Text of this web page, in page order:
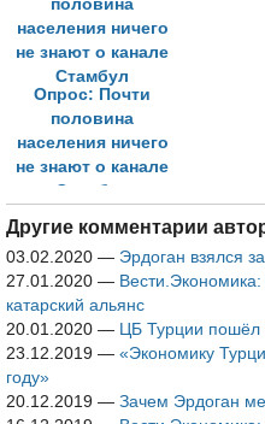
Опрос: Почти
половина
населения ничего
не знают о канале
Стамбул
Другие комментарии
03.02.2020 — Эрдоган взялся
27.01.2020 —
катарский альянс
20.01.2020 — ЦБ Турции пошёл
23.12.2019 — «Экономику
году»
20.12.2019 — Зачем Эрдоган